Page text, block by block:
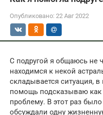
Опубликовано: 22 Авг 2022
С подругой я общаюсь не
находимся к некой
складывается ситуация,
помощь подсказываю
проблему. В этот раз
обсуждали одну